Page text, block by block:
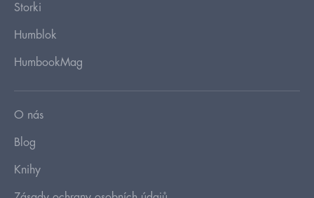
Storki
Humblok
HumbookMag
O nás
Blog
Knihy